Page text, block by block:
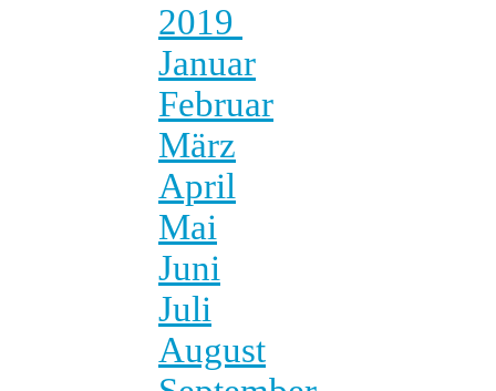
2019
Januar
Februar
März
April
Mai
Juni
Juli
August